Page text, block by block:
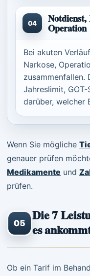
04 Operation
Bei akuten
Narkose,
zusammenfallen.
Jahreslimit,
darüber, welcher
Wenn Sie mögliche
genauer prüfen
Medikamente und
prüfen.
05
Die 7
es
Ob ein Tarif im